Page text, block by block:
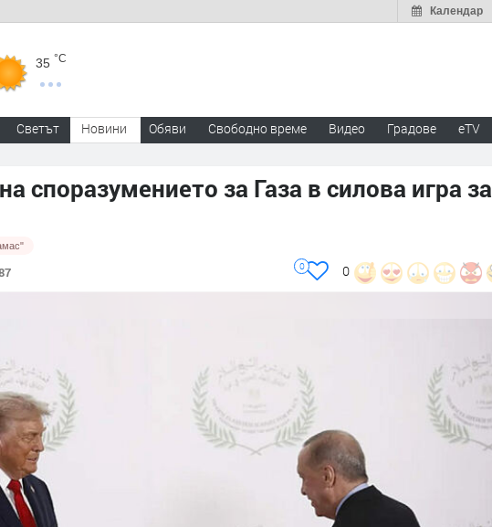
Календар
35 °C
Светът Новини Обяви Свободно време Видео Градове eTV
споразумението за Газа в силова игра за
0
0